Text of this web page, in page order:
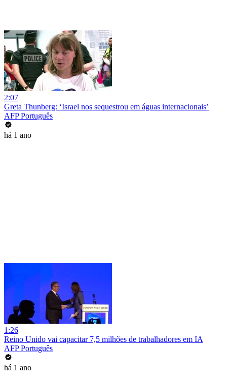
2:07
Greta Thunberg: ‘Israel nos sequestrou em águas internacionais’
AFP Português
há 1 ano
1:26
Reino Unido vai capacitar 7,5 milhões de trabalhadores em IA
AFP Português
há 1 ano